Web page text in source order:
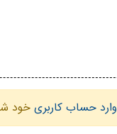
وارد حساب کاربری خود